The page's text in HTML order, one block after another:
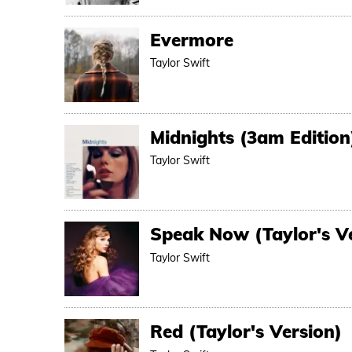
Evermore
Taylor Swift
Midnights (3am
Taylor Swift
Speak Now (Taylor's
Taylor Swift
Red (Taylor's Version)